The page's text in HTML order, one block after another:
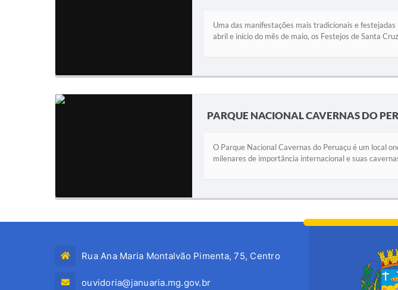
Uma das manifestações mais tradicionais e
abril e início do mês de maio, os Festejos de Santa
PARQUE NACIONAL CAVERNAS DO
O Parque Nacional Cavernas do Peruaçu é um local
milenares de importância internacional e suas
Rua Ana Maria Montalvão Pimenta, 75, Centro
ouvidoria@januaria.mg.gov.br